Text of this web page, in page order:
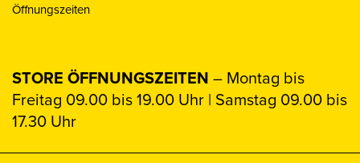
Öffnungszeiten
STORE ÖFFNUNGSZEITEN – Montag bis
Freitag 09.00 bis 19.00 Uhr | Samstag 09.00 bis
17.30 Uhr